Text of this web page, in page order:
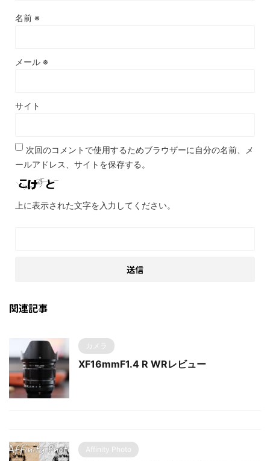
名前 ※
メール ※
サイト
次回のコメントで使用するためブラウザーに自分の名前、メ
ールアドレス、サイトを保存する。
上に表示された文字を入力してください。
関連記事
カメラ
XF16mmF1.4 R WRレビュー
Affinity Photo